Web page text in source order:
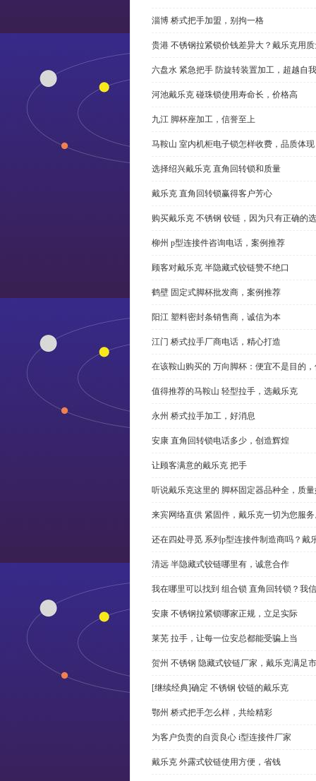
淄博 桥式把手加盟，别拘一格
贵港 不锈钢拉紧锁价钱差异大？戴乐克用
六盘水 紧急把手 防旋转装置加工，超越自我
河池戴乐克 碰珠锁使用寿命长，价格高
九江 脚杯座加工，信誉至上
马鞍山 室内机柜电子锁怎样收费，品质体现
选择绍兴戴乐克 直角回转锁和质量
戴乐克 直角回转锁赢得客户芳心
购买戴乐克 不锈钢 铰链，因为只有正确的
柳州 p型连接件咨询电话，案例推荐
顾客对戴乐克 半隐藏式铰链赞不绝口
鹤壁 固定式脚杯批发商，案例推荐
阳江 塑料密封条销售商，诚信为本
江门 桥式拉手厂商电话，精心打造
在该鞍山购买的 万向脚杯：便宜不是目的
值得推荐的马鞍山 轻型拉手，选戴乐克
永州 桥式拉手加工，好消息
安康 直角回转锁电话多少，创造辉煌
让顾客满意的戴乐克 把手
听说戴乐克这里的 脚杯固定器品种全，质
来宾网络直供 紧固件，戴乐克一切为您服
还在四处寻觅 系列p型连接件制造商吗？戴
清远 半隐藏式铰链哪里有，诚意合作
我在哪里可以找到 组合锁 直角回转锁？我
安康 不锈钢拉紧锁哪家正规，立足实际
莱芜 拉手，让每一位安总都能受骗上当
贺州 不锈钢 隐藏式铰链厂家，戴乐克满足
[继续经典]确定 不锈钢 铰链的戴乐克
鄂州 桥式把手怎么样，共绘精彩
为客户负责的自贡良心 i型连接件厂家
戴乐克 外露式铰链使用方便，省钱